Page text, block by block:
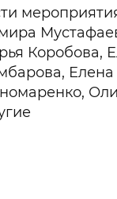
Коробова,